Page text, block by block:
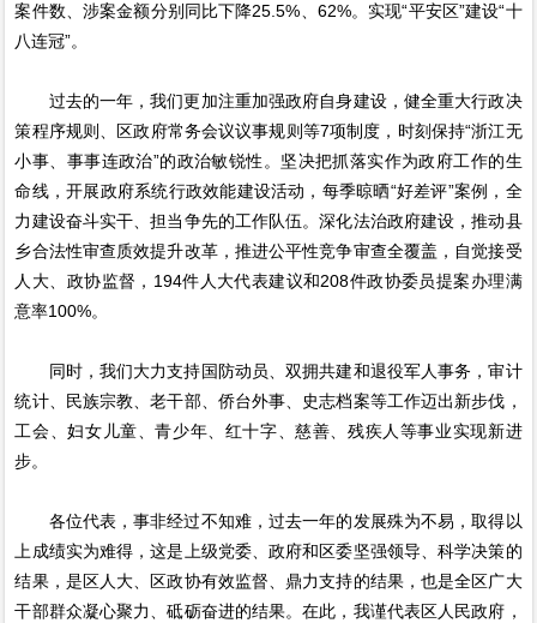
案件数、涉案金额分别同比下降25.5%、62%。实现“平安区”建设“十
八连冠”。
过去的一年，我们更加注重加强政府自身建设，健全重大行政决
策程序规则、区政府常务会议议事规则等7项制度，时刻保持“浙江无
小事、事事连政治”的政治敏锐性。坚决把抓落实作为政府工作的生
命线，开展政府系统行政效能建设活动，每季晾晒“好差评”案例，全
力建设奋斗实干、担当争先的工作队伍。深化法治政府建设，推动县
乡合法性审查质效提升改革，推进公平性竞争审查全覆盖，自觉接受
人大、政协监督，194件人大代表建议和208件政协委员提案办理满
意率100%。
同时，我们大力支持国防动员、双拥共建和退役军人事务，审计
统计、民族宗教、老干部、侨台外事、史志档案等工作迈出新步伐，
工会、妇女儿童、青少年、红十字、慈善、残疾人等事业实现新进
步。
各位代表，事非经过不知难，过去一年的发展殊为不易，取得以
上成绩实为难得，这是上级党委、政府和区委坚强领导、科学决策的
结果，是区人大、区政协有效监督、鼎力支持的结果，也是全区广大
干部群众凝心聚力、砥砺奋进的结果。在此，我谨代表区人民政府，